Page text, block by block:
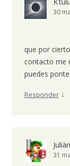
30
que por
contacto me
puedes
Responder ↓
Juliàn
31